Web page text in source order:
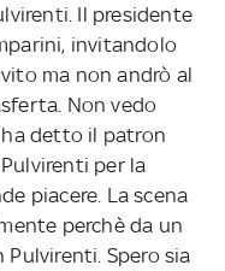
Il presidente
invitandolo
ma non andrò al
Non vedo
detto il patron
per la
piacere. La scena
perchè da un
Spero sia